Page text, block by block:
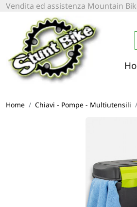
Vendita ed assistenza Mountain
Home Chiavi - Pompe - Multiutensili